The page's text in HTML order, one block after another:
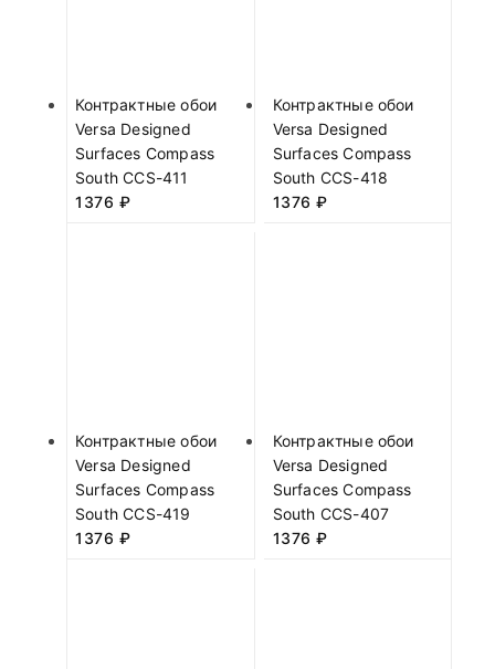
Контрактные обои
Versa Designed
Surfaces Compass
South CCS-411
1376 ₽
Контрактные обои
Versa Designed
Surfaces Compass
South CCS-418
1376 ₽
Контрактные обои
Versa Designed
Surfaces Compass
South CCS-419
1376 ₽
Контрактные обои
Versa Designed
Surfaces Compass
South CCS-407
1376 ₽